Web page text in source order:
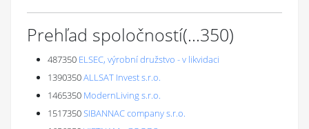
Prehľad spoločností(...350)
487350 ELSEC, výrobní družstvo - v likvidaci
1390350ALLSAT Invest s.r.o.
1465350 ModernLiving s.r.o.
1517350SIBANNAC company s.r.o.